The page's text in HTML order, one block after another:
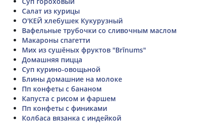
Салат из курицы
О'КЕЙ хлебушек Кукурузный
Вафельные трубочки со сливочным маслом
Макароны спагетти
Мих из сушёных фруктов "Brīnums"
Домашняя пицца
Суп курино-овощьной
Блины домашние на молоке
Пп конфеты с бананом
Капуста с рисом и фаршем
Пп конфеты с финиками
Колбаса вязанка с индейкой